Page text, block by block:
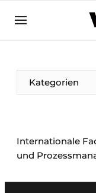
Kategorien
Internationale
und